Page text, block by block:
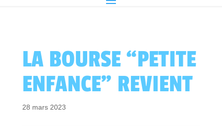
LA BOURSE “PETITE
ENFANCE” REVIENT
28 mars 2023